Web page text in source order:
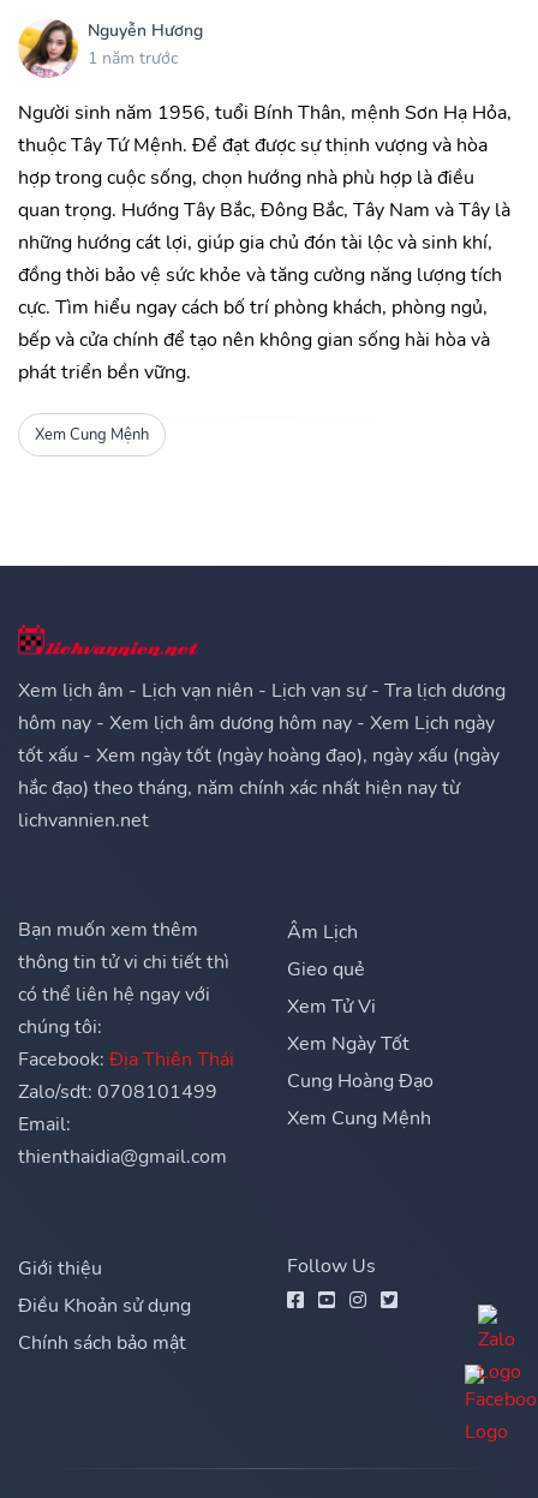
Nguyễn Hương
1 năm trước
Người sinh năm 1956, tuổi Bính Thân, mệnh Sơn Hạ Hỏa,
thuộc Tây Tứ Mệnh. Để đạt được sự thịnh vượng và hòa
hợp trong cuộc sống, chọn hướng nhà phù hợp là điều
quan trọng. Hướng Tây Bắc, Đông Bắc, Tây Nam và Tây là
những hướng cát lợi, giúp gia chủ đón tài lộc và sinh khí,
đồng thời bảo vệ sức khỏe và tăng cường năng lượng tích
cực. Tìm hiểu ngay cách bố trí phòng khách, phòng ngủ,
bếp và cửa chính để tạo nên không gian sống hài hòa và
phát triển bền vững.
Xem Cung Mệnh
Xem lịch âm - Lịch vạn niên - Lịch vạn sự - Tra lịch dương
hôm nay - Xem lịch âm dương hôm nay - Xem Lịch ngày
tốt xấu - Xem ngày tốt (ngày hoàng đạo), ngày xấu (ngày
hắc đạo) theo tháng, năm chính xác nhất hiện nay từ
lichvannien.net
Bạn muốn xem thêm
thông tin tử vi chi tiết thì
có thể liên hệ ngay với
chúng tôi:
Facebook: Địa Thiên Thái
Zalo/sdt: 0708101499
Email:
thienthaidia@gmail.com
Âm Lịch
Gieo quẻ
Xem Tử Vi
Xem Ngày Tốt
Cung Hoàng Đạo
Xem Cung Mệnh
Giới thiệu
Điều Khoản sử dụng
Chính sách bảo mật
Follow Us